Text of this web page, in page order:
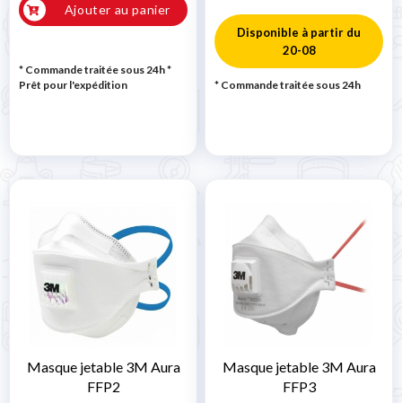
Ajouter au panier
* Commande traitée sous 24h*
Prêt pour l'expédition
Disponible à partir du
20-08
* Commande traitée sous 24h
Masque jetable 3M Aura
FFP2
Masque jetable 3M Aura
FFP3